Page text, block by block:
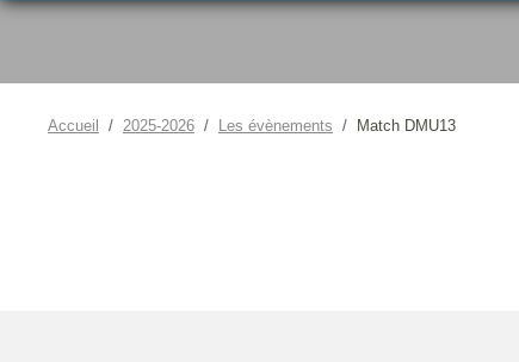
Accueil 2025-2026 Les évènements Match DMU13